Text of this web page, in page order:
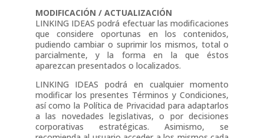
MODIFICACIÓN / ACTUALIZACIÓN
LINKING IDEAS podrá efectuar las modificaciones
que considere oportunas en los contenidos,
pudiendo cambiar o suprimir los mismos, total o
parcialmente, y la forma en la que éstos
aparezcan presentados o localizados.
LINKING IDEAS podrá en cualquier momento
modificar los presentes Términos y Condiciones,
así como la Política de Privacidad para adaptarlos
a las novedades legislativas, o por decisiones
corporativas estratégicas. Asimismo, se